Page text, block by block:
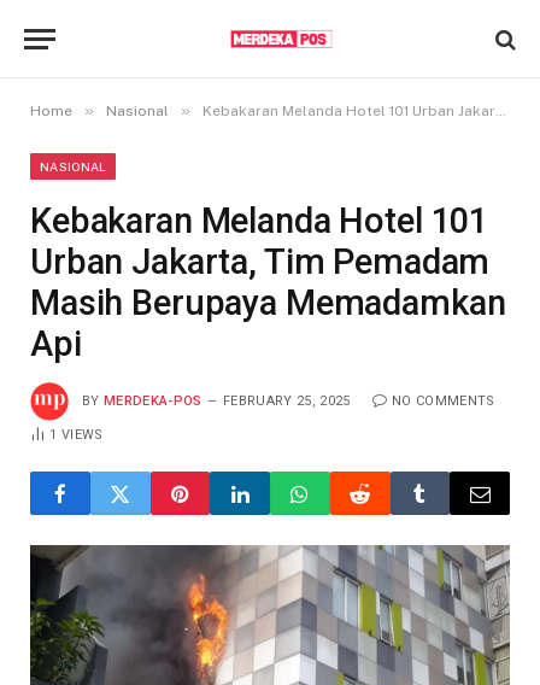
Home » Nasional » Kebakaran Melanda Hotel 101 Urban Jakarta, Tim Pemadam Masih Berupaya Memadamkan Api
NASIONAL
Kebakaran Melanda Hotel 101
Urban Jakarta, Tim Pemadam
Masih Berupaya Memadamkan
Api
BY MERDEKA-POS FEBRUARY 25, 2025 NO COMMENTS
1VIEWS